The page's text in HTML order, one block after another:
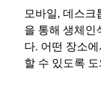
모바일, 데스크
을 통해 생체인
다. 어떤 장소
할 수 있도록